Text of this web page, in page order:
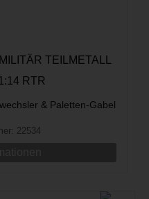
TEILMETALL
RTR
& Paletten-Gabel
22534